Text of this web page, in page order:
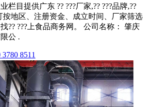
栏目提供广东 ?? ???厂家,?? ???品牌,??
按地区、注册资金、成立时间、厂家筛选
?? ???上食品商务网。 公司名称： 肇庆
公 .
8511